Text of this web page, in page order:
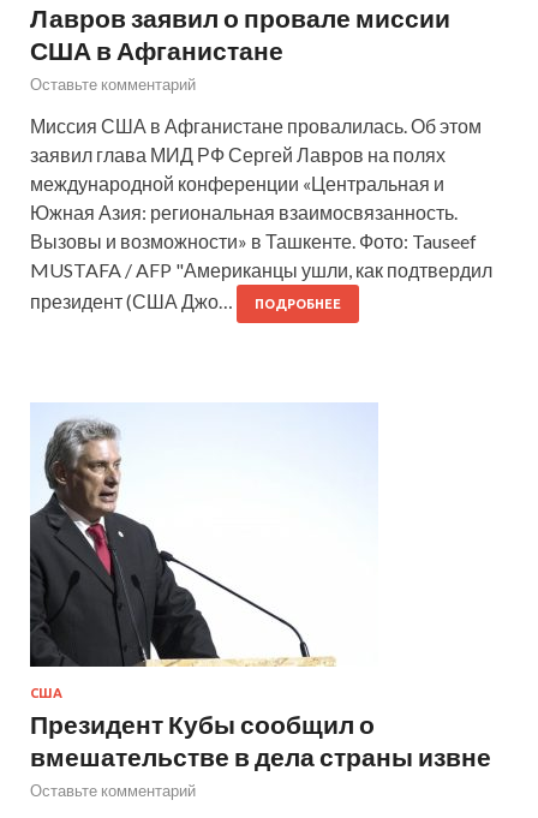
Лавров заявил о провале миссии
США в Афганистане
Оставьте комментарий
Миссия США в Афганистане провалилась. Об этом
заявил глава МИД РФ Сергей Лавров на полях
международной конференции «Центральная и
Южная Азия: региональная взаимосвязанность​​​.
Вызовы и возможности» в Ташкенте. Фото: Tauseef
MUSTAFA / AFP "Американцы ушли, как подтвердил
президент (США Джо…
ПОДРОБНЕЕ
США
Президент Кубы сообщил о
вмешательстве в дела страны извне
Оставьте комментарий